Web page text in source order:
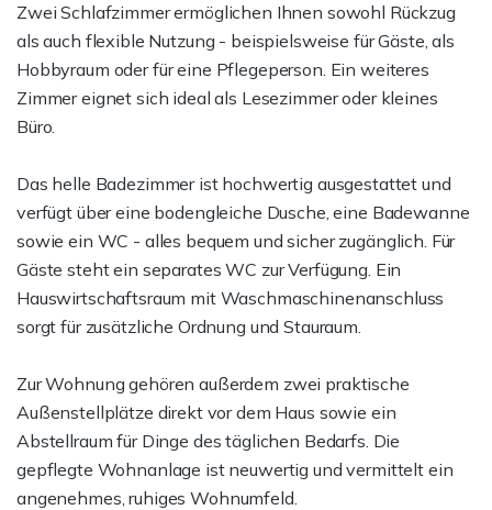
Zwei Schlafzimmer ermöglichen Ihnen sowohl Rückzug
als auch flexible Nutzung - beispielsweise für Gäste, als
Hobbyraum oder für eine Pflegeperson. Ein weiteres
Zimmer eignet sich ideal als Lesezimmer oder kleines
Büro.
Das helle Badezimmer ist hochwertig ausgestattet und
verfügt über eine bodengleiche Dusche, eine Badewanne
sowie ein WC - alles bequem und sicher zugänglich. Für
Gäste steht ein separates WC zur Verfügung. Ein
Hauswirtschaftsraum mit Waschmaschinenanschluss
sorgt für zusätzliche Ordnung und Stauraum.
Zur Wohnung gehören außerdem zwei praktische
Außenstellplätze direkt vor dem Haus sowie ein
Abstellraum für Dinge des täglichen Bedarfs. Die
gepflegte Wohnanlage ist neuwertig und vermittelt ein
angenehmes, ruhiges Wohnumfeld.